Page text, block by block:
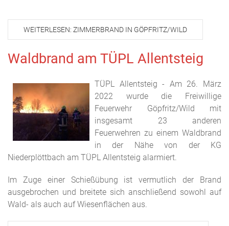
WEITERLESEN: ZIMMERBRAND IN GÖPFRITZ/WILD
Waldbrand am TÜPL Allentsteig
TÜPL Allentsteig - Am 26. März
2022 wurde die Freiwillige
Feuerwehr Göpfritz/Wild mit
insgesamt 23 anderen
Feuerwehren zu einem Waldbrand
in der Nähe von der KG
Niederplöttbach am TÜPL Allentsteig alarmiert.
Im Zuge einer Schießübung ist vermutlich der Brand
ausgebrochen und breitete sich anschließend sowohl auf
Wald- als auch auf Wiesenflächen aus.